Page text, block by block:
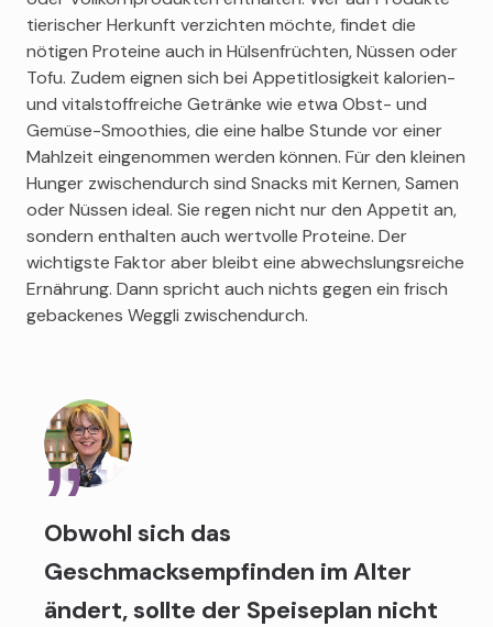
tierischer Herkunft verzichten möchte, findet die
nötigen Proteine auch in Hülsenfrüchten, Nüssen oder
Tofu. Zudem eignen sich bei Appetitlosigkeit kalorien-
und vitalstoffreiche Getränke wie etwa Obst- und
Gemüse-Smoothies, die eine halbe Stunde vor einer
Mahlzeit eingenommen werden können. Für den kleinen
Hunger zwischendurch sind Snacks mit Kernen, Samen
oder Nüssen ideal. Sie regen nicht nur den Appetit an,
sondern enthalten auch wertvolle Proteine. Der
wichtigste Faktor aber bleibt eine abwechslungsreiche
Ernährung. Dann spricht auch nichts gegen ein frisch
gebackenes Weggli zwischendurch.
Obwohl sich das
Geschmacksempfinden im Alter
ändert, sollte der Speiseplan nicht